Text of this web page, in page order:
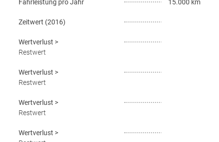
Fahrleistung pro Jahr 15.000 km
Zeitwert (2016)
Wertverlust >
Restwert
Wertverlust >
Restwert
Wertverlust >
Restwert
Wertverlust >